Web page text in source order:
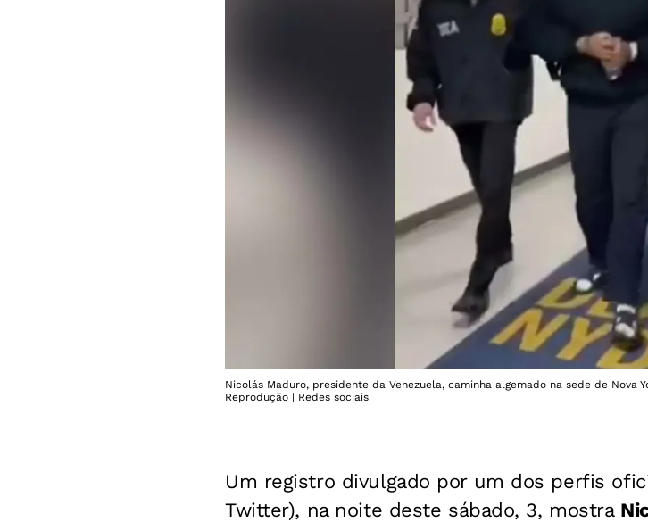
Nicolás Maduro, presidente da Venezuela, caminha algemado na sede de Nova
Reprodução | Redes sociais
Um registro divulgado por um dos perfis
Twitter), na noite deste sábado, 3, mostra